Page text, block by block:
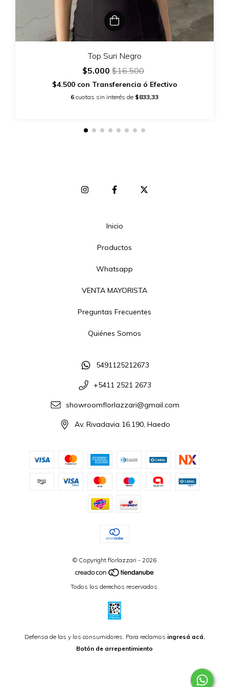
Top Suri Negro
$5.000 $16.500
$4.500 con Transferencia ó Efectivo
6 cuotas sin interés de $833,33
Inicio
Productos
Whatsapp
VENTA MAYORISTA
Preguntas Frecuentes
Quiénes Somos
5491125212673
+5411 2521 2673
showroomflorlazzari@gmail.com
Av. Rivadavia 16.190, Haedo
© Copyright florlazzari - 2026
Todos los derechos reservados.
Defensa de las y los consumidores. Para reclamos ingresá acá.
Botón de arrepentimiento